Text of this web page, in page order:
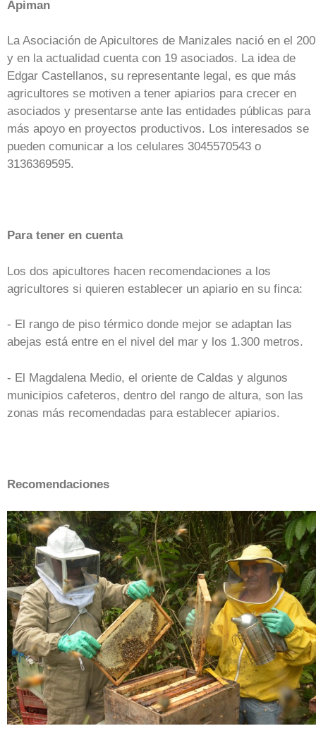
Apiman
La Asociación de Apicultores de Manizales nació en el
y en la actualidad cuenta con 19 asociados. La idea de
Edgar Castellanos, su representante legal, es que más
agricultores se motiven a tener apiarios para crecer en
asociados y presentarse ante las entidades públicas para
más apoyo en proyectos productivos. Los interesados se
pueden comunicar a los celulares 3045570543 o
3136369595.
Para tener en cuenta
Los dos apicultores hacen recomendaciones a los
agricultores si quieren establecer un apiario en su finca:
- El rango de piso térmico donde mejor se adaptan las
abejas está entre en el nivel del mar y los 1.300 metros.
- El Magdalena Medio, el oriente de Caldas y algunos
municipios cafeteros, dentro del rango de altura, son las
zonas más recomendadas para establecer apiarios.
Recomendaciones